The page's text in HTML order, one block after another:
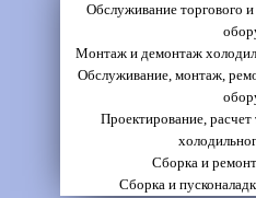
Обслуживание торгового
Монтаж и демонтаж
Обслуживание, монтаж,
Проектирование,
Сборка и
Сборка и